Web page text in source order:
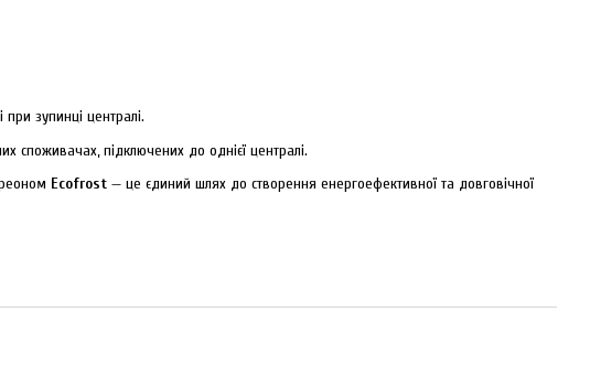
зупинці централі.
споживачах, підключених до однієї централі.
Ecofrost — це єдиний шлях до створення енергоефективної та довговічної